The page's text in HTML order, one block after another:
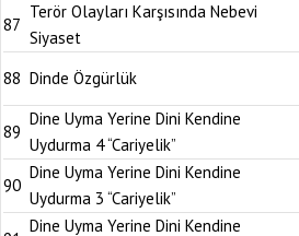
87
Terör Olayları Karşısında Nebevi
Siyaset
88 Dinde Özgürlük
89
Dine Uyma Yerine Dini Kendine
Uydurma 4 “Cariyelik”
90
Dine Uyma Yerine Dini Kendine
Uydurma 3 “Cariyelik”
Dine Uyma Yerine Dini Kendine